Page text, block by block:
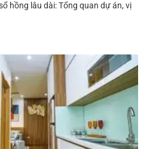
hồng lâu dài: Tổng quan dự án, vị